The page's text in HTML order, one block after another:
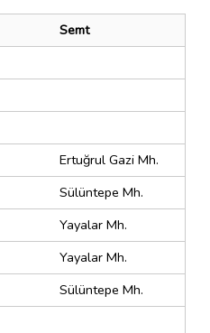
Semt
Ertuğrul Gazi Mh.
Sülüntepe Mh.
Yayalar Mh.
Yayalar Mh.
Sülüntepe Mh.